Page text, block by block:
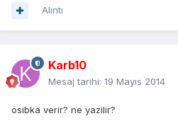
Alıntı
Karb10
Mesaj tarihi: 19 Mayıs 2014
osibka verir? ne yazilir?